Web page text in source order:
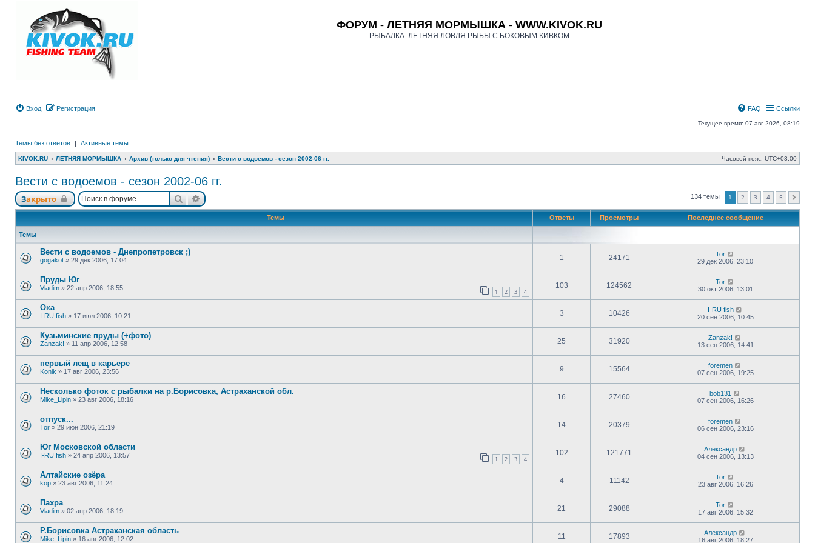
ФОРУМ - ЛЕТНЯЯ МОРМЫШКА - WWW.KIVOK.RU
РЫБАЛКА. ЛЕТНЯЯ ЛОВЛЯ РЫБЫ С БОКОВЫМ КИВКОМ
Вход Регистрация Ссылки
FAQ
Текущее время: 07 авг 2026, 08:19
Темы без ответов | Активные темы
KIVOK.RU ЛЕТНЯЯ МОРМЫШКА Архив (только для чтения) Вести с водоемов - сезон 2002-06 гг. Часовой пояс: UTC+03:00
Вести с водоемов - сезон 2002-06 гг.
Закрыто ПоискРасширенный поиск 134 темы 1 2 3 4 5
Темы Ответы Просмотры Последнее сообщение
Темы
Вести с водоемов - Днепропетровск ;)
gogakot » 29 дек 2006, 17:04 1 24171
Tor
29 дек 2006, 23:10
Пруды Юг
Vladim » 22 апр 2006, 18:55 1 2 3 4
103 124562
Tor
30 окт 2006, 13:01
Ока
I-RU fish » 17 июл 2006, 10:21 3 10426
I-RU fish
20 сен 2006, 10:45
Кузьминские пруды (+фото)
Zanzak! » 11 апр 2006, 12:58 25 31920
Zanzak!
13 сен 2006, 14:41
первый лещ в карьере
Konik » 17 авг 2006, 23:56 9 15564
foremen
07 сен 2006, 19:25
Несколько фоток с рыбалки на р.Борисовка, Астраханской обл.
Mike_Lipin » 23 авг 2006, 18:16 16 27460
bob131
07 сен 2006, 16:26
отпуск...
Tor » 29 июн 2006, 21:19 14 20379
foremen
06 сен 2006, 23:16
Юг Московской области
I-RU fish » 24 апр 2006, 13:57 1 2 3 4
102 121771
Александр
04 сен 2006, 13:13
Алтайские озёра
kop » 23 авг 2006, 11:24 4 11142
Tor
23 авг 2006, 16:26
Пахра
Vladim » 02 апр 2006, 18:19 21 29088
Tor
17 авг 2006, 15:32
Р.Борисовка Астраханская область
Mike_Lipin » 16 авг 2006, 12:02 11 17893
Александр
16 авг 2006, 18:27